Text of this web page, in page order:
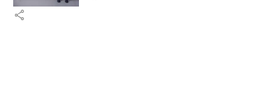
share